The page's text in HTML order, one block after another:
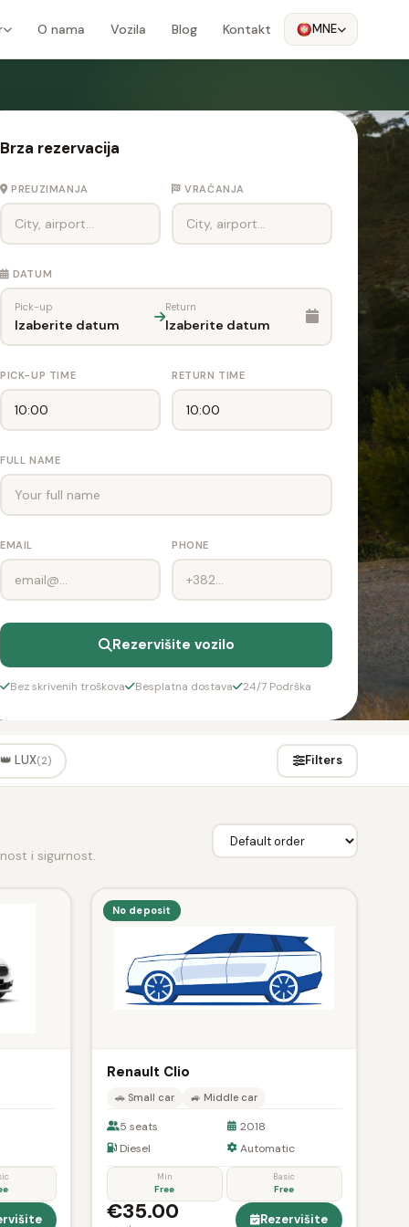
O nama Vozila Blog Kontakt MNE
Brza rezervacija
PREUZIMANJA VRAĆANJA
DATUM
Pick-up
Izaberite datum
Return
Izaberite datum
PICK-UP TIME RETURN TIME
FULL NAME
EMAIL PHONE
Rezervišite vozilo
Bez skrivenih troškova Besplatna dostava 24/7 Podrška
👑 LUX(2) Filters
i sigurnost.
No deposit
Renault Clio
🚗 Small car 🚙 Middle car
5 seats
2018
Diesel
Automatic
Min
Free
Basic
Free
€35.00 Rezervišite